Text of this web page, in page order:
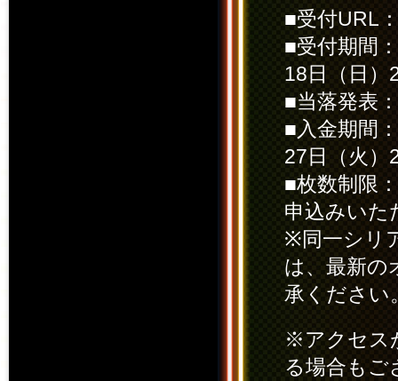
■受付URL
■受付期間
18日（日）
■当落発表
■入金期間
27日（火）
■枚数制限
申込みいた
※同一シリ
は、最新の
承ください
※アクセス
る場合もご